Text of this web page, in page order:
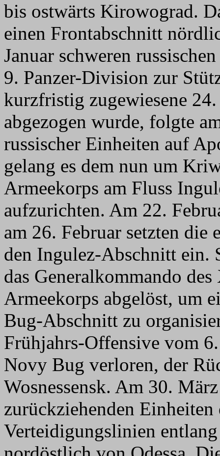
bis ostwärts Kirowograd.
einen Frontabschnitt
Januar schweren
9. Panzer-Division zur
kurzfristig zugewiesene
abgezogen wurde, folgte
russischer Einheiten auf
gelang es dem nun um
Armeekorps am Fluss
aufzurichten. Am 22.
am 26. Februar setzten die
den Ingulez-Abschnitt ein.
das Generalkommando
Armeekorps abgelöst, um
Bug-Abschnitt zu
Frühjahrs-Offensive vom
Novy Bug verloren, der
Wosnessensk. Am 30.
zurückziehenden
Verteidigungslinien